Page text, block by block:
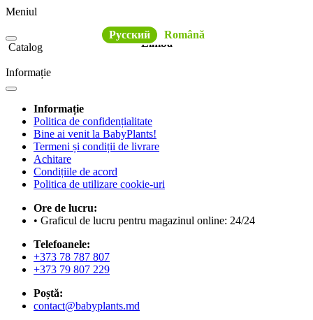
Meniul
Limba
Русский
Română
Catalog
Informație
Informație
Politica de confidențialitate
Bine ai venit la BabyPlants!
Termeni și condiții de livrare
Achitare
Condițiile de acord
Politica de utilizare cookie-uri
Ore de lucru:
• Graficul de lucru pentru magazinul online: 24/24
Telefoanele:
+373 78 787 807
+373 79 807 229
Poștă:
contact@babyplants.md